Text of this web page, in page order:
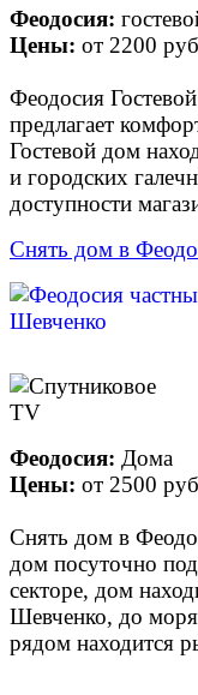
Феодосия:
Цены: от 2200
Феодосия
предлагает
Гостевой дом
и городских
доступности
Снять дом в
Феодосия: Дома
Цены: от 2500
Снять дом в
дом посуточно
секторе, дом
Шевченко, до
рядом находится